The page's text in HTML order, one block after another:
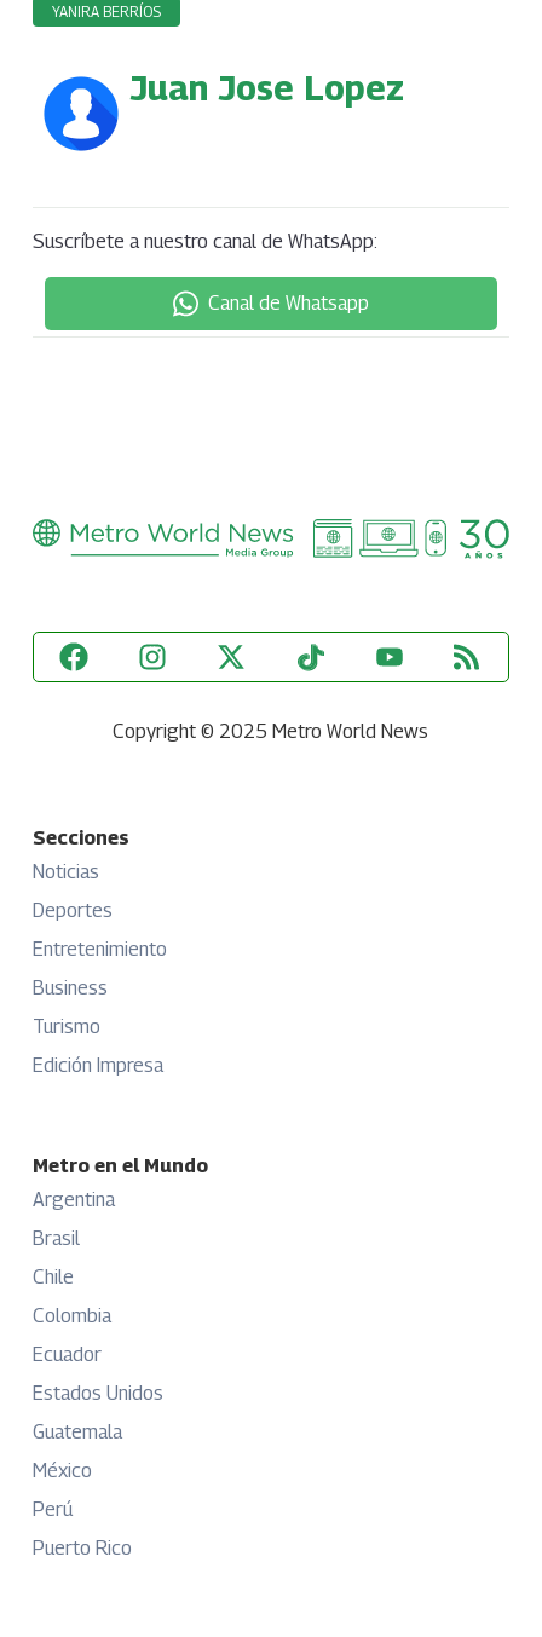
YANIRA BERRÍOS
Juan Jose Lopez
Suscríbete a nuestro canal de WhatsApp:
Canal de Whatsapp
Copyright © 2025 Metro World News
Secciones
Noticias
Deportes
Entretenimiento
Business
Turismo
Edición Impresa
Metro en el Mundo
Argentina
Brasil
Chile
Colombia
Ecuador
Estados Unidos
Guatemala
México
Perú
Puerto Rico